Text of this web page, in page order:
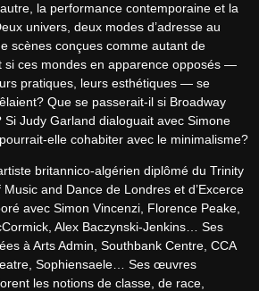
la performance contemporaine et la
univers, deux modes d’adresse au
scènes conçues comme autant de
si ces mondes en apparence opposés —
pratiques, leurs esthétiques — se
Que se passerait-il si Broadway
Si Judy Garland dialoguait avec Simone
pourrait-elle cohabiter avec le minimalisme?
britannico-algérien diplômé du Trinity
and Dance de Londres et d’Excerce
avec Simon Vincenzi, Florence Peake,
Alex Baczynski-Jenkins… Ses
à Arts Admin, Southbank Centre, CCA
Sophiensaele… Ses œuvres
les notions de classe, de race,